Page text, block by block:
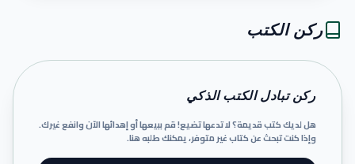
ركن الكتب
ركن تبادل الكتب الذكي
هل لديك كتب قديمة؟ لا تدعها تضيع! قم ببيعها أو إهدائها الآن وانفع غيرك.
وإذا كنت تبحث عن كتاب غير متوفر، يمكنك طلبه هنا.